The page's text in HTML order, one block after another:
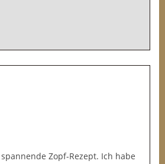
Zopf-Rezept. Ich habe